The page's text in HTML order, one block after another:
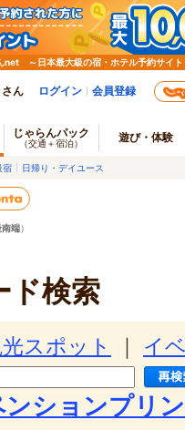
net ～日本最大級の宿・ホテル予約サイト
ん ログイン 会員登録
じゃらんパック
（交通＋宿泊） 遊び・体験
宿 日帰り・デイユース
南端）
ド検索
スポット イ
ンションプリ